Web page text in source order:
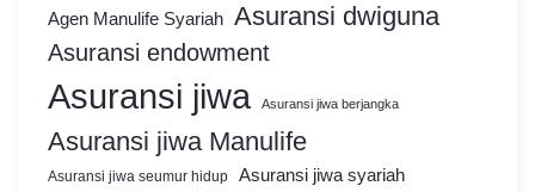
Agen Manulife Syariah Asuransi dwiguna
Asuransi endowment
Asuransi jiwa Asuransi jiwa berjangka
Asuransi jiwa Manulife
Asuransi jiwa seumur hidup Asuransi jiwa syariah